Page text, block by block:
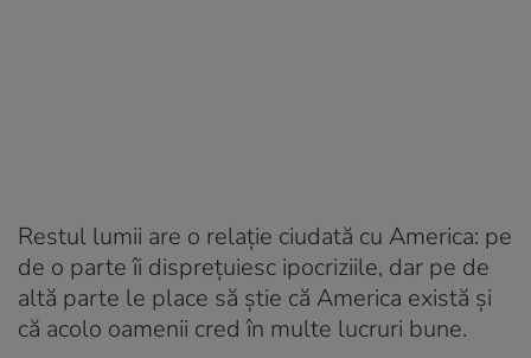
Restul lumii are o relație ciudată cu America: pe
de o parte îi disprețuiesc ipocriziile, dar pe de
altă parte le place să știe că America există și
că acolo oamenii cred în multe lucruri bune.